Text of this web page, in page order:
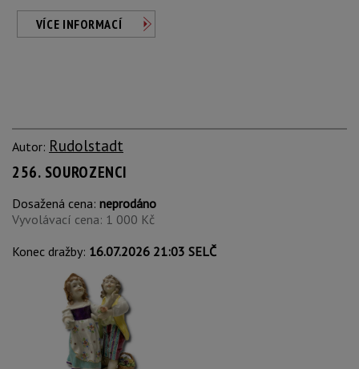
VÍCE INFORMACÍ
Autor: Rudolstadt
256. SOUROZENCI
Dosažená cena: neprodáno
Vyvolávací cena: 1 000 Kč
Konec dražby: 16.07.2026 21:03 SELČ